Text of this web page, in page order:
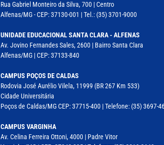
Rua Gabriel Monteiro da Silva, 700 | Centro
Alfenas/MG - CEP: 37130-001 | Tel.: (35) 3701-9000
UNIDADE EDUCACIONAL SANTA CLARA - ALFENAS
Av. Jovino Fernandes Sales, 2600 | Bairro Santa Clara
Alfenas/MG | CEP: 37133-840
CAMPUS POÇOS DE CALDAS
Rodovia José Aurélio Vilela, 11999 (BR 267 Km 533)
Cidade Universitária
Poços de Caldas/MG CEP: 37715-400 | Telefone: (35) 3697-
CAMPUS VARGINHA
Av. Celina Ferreira Ottoni, 4000 | Padre Vitor